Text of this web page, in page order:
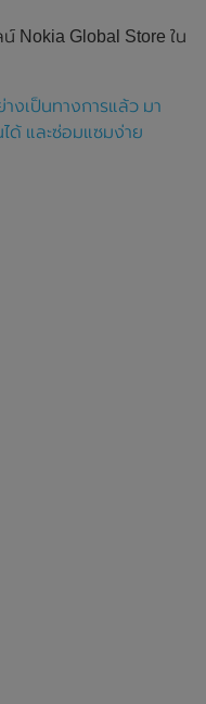
Nokia Global Store ใน
งเป็นทางการแล้ว มา
ด้ และซ่อมแซมง่าย